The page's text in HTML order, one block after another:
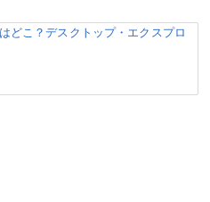
どこ？デスクトップ・エクスプロ